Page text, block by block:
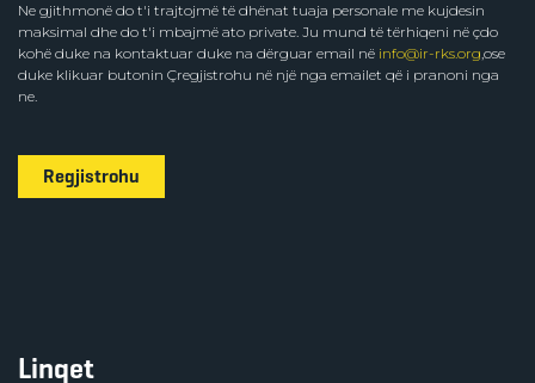
Ne gjithmonë do t'i trajtojmë të dhënat tuaja personale me kujdesin
maksimal dhe do t'i mbajmë ato private. Ju mund të tërhiqeni në çdo
kohë duke na kontaktuar duke na dërguar email në info@ir-rks.org,ose
duke klikuar butonin Çregjistrohu në një nga emailet që i pranoni nga
ne.
Regjistrohu
Linqet